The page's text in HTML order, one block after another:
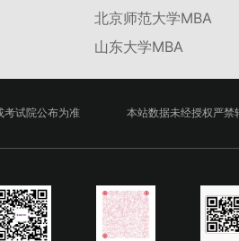
学校医院出具），体检标准按教育部及学校
考生寄发录取通知书。
设成效显著，1个项目入选教育部主题案例库
级案例库项目70余项、省级优质课程近50门
入60余万元设立研究生科研创新基金，支持
科研创新与学科竞赛成果丰硕：2024年，研
获国家级奖项30余项、省级奖项200余项。
案例库与优质课程建设为高质量教学提供支
与学术交流学校设立专项科研基金，举办高
生参与创新实践。近年来，研究生在论文发
系列突破，体现了培养质量的显著提升。
北京师范大学MBA
山东大学MBA
考试院公布为准 本站数据未经授权严禁